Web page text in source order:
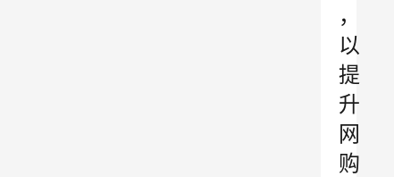
，
以
提
升
网
购